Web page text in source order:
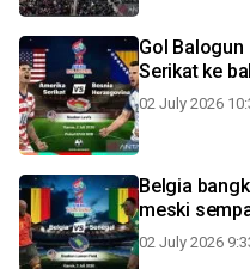
Gol
Serikat ke
02 July 2026
Belgia
meski
02 July 2026